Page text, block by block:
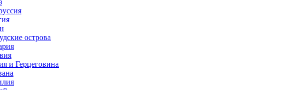
острова
и Герцеговина